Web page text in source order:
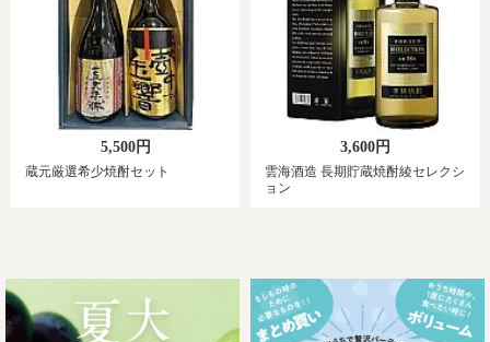
5,500円
蔵元厳選希少焼酎セット
3,600円
雲海酒造 長期貯蔵焼酎綾セレクシ
ョン